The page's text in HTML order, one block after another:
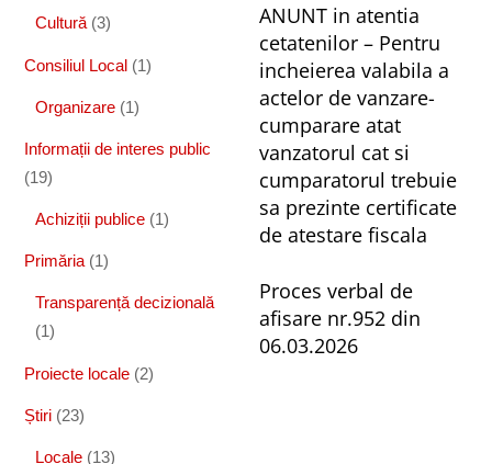
Cultură (3)
Consiliul Local (1)
Organizare (1)
Informații de interes public
(19)
Achiziții publice (1)
Primăria (1)
Transparență decizională
(1)
Proiecte locale (2)
Știri (23)
Locale (13)
ANUNT in atentia
cetatenilor – Pentru
incheierea valabila a
actelor de vanzare-
cumparare atat
vanzatorul cat si
cumparatorul trebuie
sa prezinte certificate
de atestare fiscala
Proces verbal de
afisare nr.952 din
06.03.2026